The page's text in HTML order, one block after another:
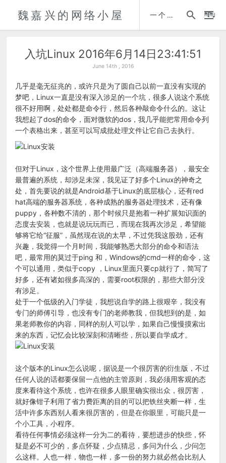
魏嘉兴的网络小屋 一个人的自传 时间轴
入坑Linux 2016年6月14日23:41:51
June 14th , 2016
几乎是毫无征兆的，或许只是为了圆自己以前一直没有实现的
梦吧，Linux一直是没有深入涉足的一个坑，很多人说这个系统
很不好用啊，处处都是命令行，然后各种敲命令什么的。这让
我想起了dos的命令，面对微软的dos，我几乎能把常用命令列
一个表格出来，甚至可以写成批处理文件让它自己去执行。
但对于Linux，这个世界上使用最广泛（高端服务器），最安全
最普遍的系统，却涉足未深，我见证了好多个Linux的神奇之
处，首先要说的就是Android基于Linux的底层核心，还有red
hat高端的服务器系统，各种成熟的服务器处理技术，还有像
puppy，各种数不清的，那个时候只是抱着一种扩展知识面的
态度去安装，也就是说玩玩而已，而现在我再次涉足，希望能
够将它给“征服”，虽然现在说的太早，不过凭我这股劲，还有
兴趣，我觉得一个月时间，我能够熟悉大部分的命令和语法
吧，最常用的莫过于ping 和，Windows的cmd一样的命令，这
个可以通用，类似于copy ，Linux里面只要cp就行了，简写了
好多，还有诸如很多高深的，需要root权限的，那些大部分没
有涉足。
处于一个低级的入门学徒，我想说自学的路上很艰辛，我没有
专门的师傅引导，也没有专门的老师教我，但我想到的是，如
果老师教你的内容，同样的别人可以学，如果自己慢慢摸索出
来的东西，记忆会比较深刻和清晰些，所以要自学成才。
这个版本的Linux怎么说呢，据说是一个很厉害的衍生版，不过
任何人说的话都要保留一点他的主管原则，我必须用客观的态
度来看待这个系统，也许在很多人眼里确实很出众，很厉害，
就好像钳子利用了省力费距离的目的可以把铁丝夹断一样，生
活中许多东西别人看来很厉害的，但是在你眼里，可能只是一
个小工具，小程序。
看待任何事情必须这样一分为二的看待，要想进步的快些，怀
疑是必不可少的，多点怀疑，少点猜忌，多问为什么，少问怎
么这样。人也一样，物也一样，多一份的努力就必然会比别人